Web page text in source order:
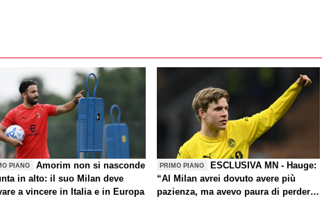
PIANO
Amorim non si nasconde
in alto: il suo Milan deve
a vincere in Italia e in Europa
PRIMO PIANO
ESCLUSIVA MN - Hauge:
“Al Milan avrei dovuto avere più
pazienza, ma avevo paura di perdere